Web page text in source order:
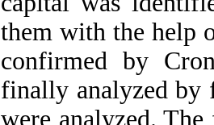
them with the help
confirmed by
finally analyzed by
were analyzed.